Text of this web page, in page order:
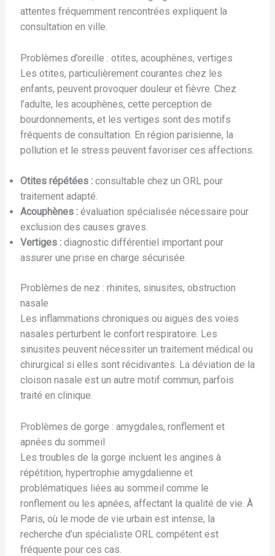
attentes fréquemment rencontrées expliquent la
consultation en ville.
Problèmes d’oreille : otites, acouphènes, vertiges
Les otites, particulièrement courantes chez les
enfants, peuvent provoquer douleur et fièvre. Chez
l’adulte, les acouphènes, cette perception de
bourdonnements, et les vertiges sont des motifs
fréquents de consultation. En région parisienne, la
pollution et le stress peuvent favoriser ces affections.
Otites répétées :consultable chez un ORL pour
traitement adapté.
Acouphènes :évaluation spécialisée nécessaire pour
exclusion des causes graves.
Vertiges :diagnostic différentiel important pour
assurer une prise en charge sécurisée.
Problèmes de nez : rhinites, sinusites, obstruction
nasale
Les inflammations chroniques ou aiguës des voies
nasales perturbent le confort respiratoire. Les
sinusites peuvent nécessiter un traitement médical ou
chirurgical si elles sont récidivantes. La déviation de la
cloison nasale est un autre motif commun, parfois
traité en clinique.
Problèmes de gorge : amygdales, ronflement et
apnées du sommeil
Les troubles de la gorge incluent les angines à
répétition, hypertrophie amygdalienne et
problématiques liées au sommeil comme le
ronflement ou les apnées, affectant la qualité de vie. À
Paris, où le mode de vie urbain est intense, la
recherche d’un spécialiste ORL compétent est
fréquente pour ces cas.